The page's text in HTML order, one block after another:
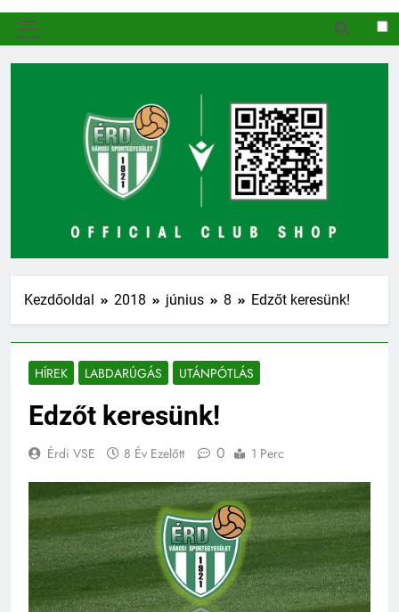
Kezdőoldal 2018 június 8 Edzőt keresünk!
HÍREK LABDARÚGÁS UTÁNPÓTLÁS
Edzőt keresünk!
Érdi VSE 8 Év Ezelőtt 0 1 Perc